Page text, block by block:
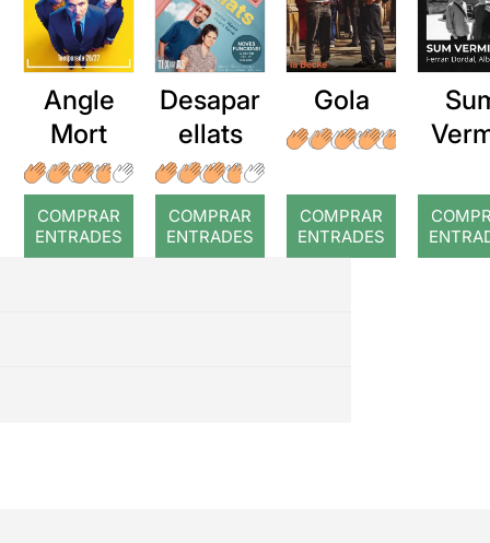
Angle
Mort
COMPRAR
ENTRADES
Desapar
ellats
COMPRAR
ENTRADES
Gola
COMPRAR
ENTRADES